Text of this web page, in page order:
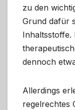
zu den
Grund dafür
Inhaltsstoffe.
dennoch
Allerdings
regelrechtes